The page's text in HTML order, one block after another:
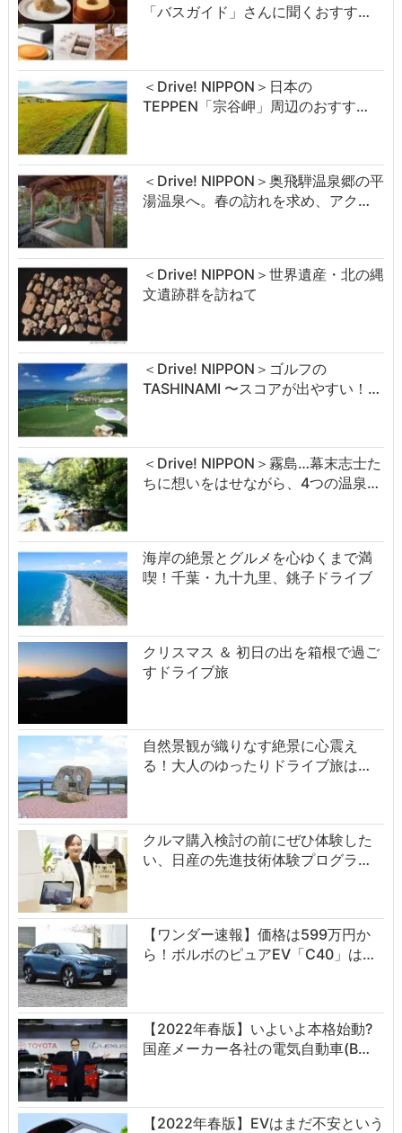
「バスガイド」さんに聞くおすす…
＜Drive! NIPPON＞日本の
TEPPEN「宗谷岬」周辺のおすす…
＜Drive! NIPPON＞奥飛騨温泉郷の平
湯温泉へ。春の訪れを求め、アク…
＜Drive! NIPPON＞世界遺産・北の縄
文遺跡群を訪ねて
＜Drive! NIPPON＞ゴルフの
TASHINAMI 〜スコアが出やすい！…
＜Drive! NIPPON＞霧島…幕末志士た
ちに想いをはせながら、4つの温泉…
海岸の絶景とグルメを心ゆくまで満
喫！千葉・九十九里、銚子ドライブ
クリスマス ＆ 初日の出を箱根で過ご
すドライブ旅
自然景観が織りなす絶景に心震え
る！大人のゆったりドライブ旅は…
クルマ購入検討の前にぜひ体験した
い、日産の先進技術体験プログラ…
【ワンダー速報】価格は599万円か
ら！ボルボのピュアEV「C40」は…
【2022年春版】いよいよ本格始動?
国産メーカー各社の電気自動車(B…
【2022年春版】EVはまだ不安という